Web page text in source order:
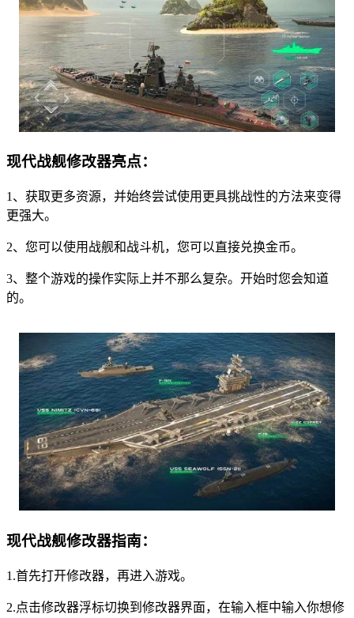
现代战舰修改器亮点：
1、获取更多资源，并始终尝试使用更具挑战性的方法来变得
更强大。
2、您可以使用战舰和战斗机，您可以直接兑换金币。
3、整个游戏的操作实际上并不那么复杂。开始时您会知道
的。
现代战舰修改器指南：
1.首先打开修改器，再进入游戏。
2.点击修改器浮标切换到修改器界面，在输入框中输入你想修